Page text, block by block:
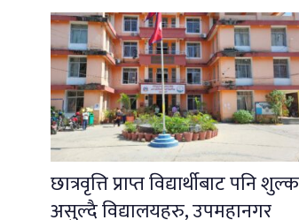
छात्रवृत्ति प्राप्त विद्यार्थीबाट पनि शुल्क
असुल्दै विद्यालयहरु, उपमहानगर